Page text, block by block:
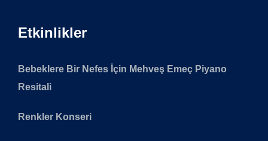
Etkinlikler
Bebeklere Bir Nefes İçin Mehveş Emeç Piyano
Resitali
Renkler Konseri